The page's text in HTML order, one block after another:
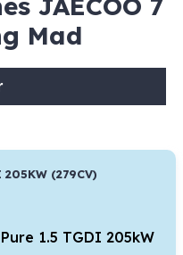
Mad
205KW (279CV)